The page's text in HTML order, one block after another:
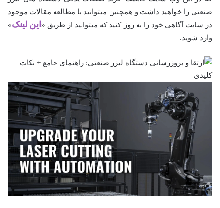
صنعتی را خواهید داشت و همچنین میتوانید با مطالعه مقالات موجود
در سایت آگاهی خود را به روز کنید که میتوانید از طریق «این لینک»
وارد شوید.